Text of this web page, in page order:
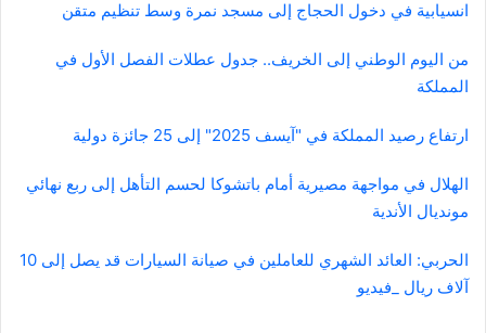
انسيابية في دخول الحجاج إلى مسجد نمرة وسط تنظيم متقن
من اليوم الوطني إلى الخريف.. جدول عطلات الفصل الأول في
المملكة
ارتفاع رصيد المملكة في "آيسف 2025" إلى 25 جائزة دولية
الهلال في مواجهة مصيرية أمام باتشوكا لحسم التأهل إلى ربع نهائي
مونديال الأندية
الحربي: العائد الشهري للعاملين في صيانة السيارات قد يصل إلى 10
آلاف ريال _فيديو